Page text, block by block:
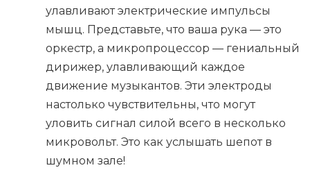
улавливают электрические импульсы
мышц. Представьте, что ваша рука — это
оркестр, а микропроцессор — гениальный
дирижер, улавливающий каждое
движение музыкантов. Эти электроды
настолько чувствительны, что могут
уловить сигнал силой всего в несколько
микровольт. Это как услышать шепот в
шумном зале!